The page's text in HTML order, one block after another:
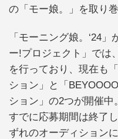
の「モー娘。」を取り
「モーニング娘。‘24
ー!プロジェクト」では
を行っており、現在も
ション」と「
ション」の2つが開催中。
すでに応募期間は終了
ずれのオーディション